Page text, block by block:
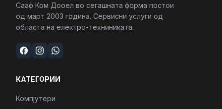
Сааф Ком Дооел во сегашната форма постои
од март 2003 година. Сервисни услуги од
областа на електро-техниниката.
КАТЕГОРИИ
Компјутери